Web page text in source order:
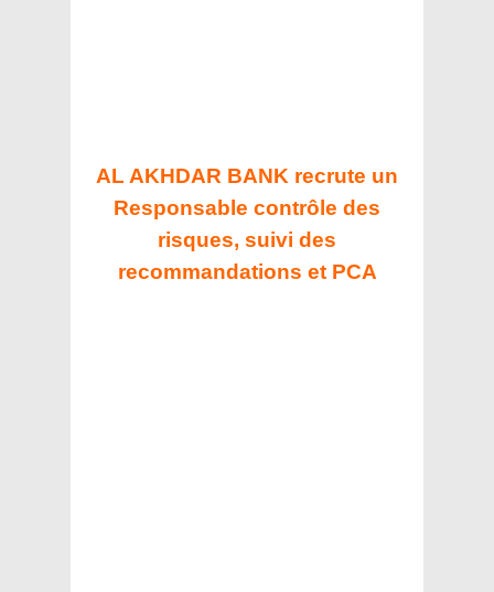
AL AKHDAR BANK recrute un
Responsable contrôle des
risques, suivi des
recommandations et PCA